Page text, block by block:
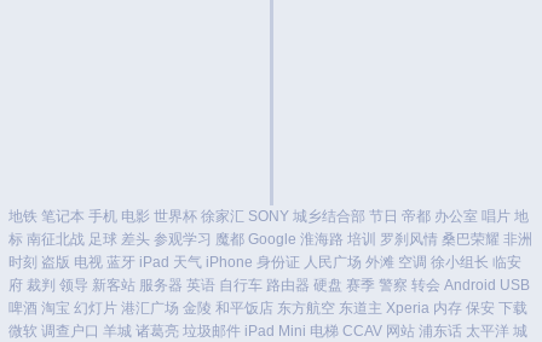
地铁 笔记本 手机 电影 世界杯 徐家汇 SONY 城乡结合部 节日 帝都 办公室 唱片 地
标 南征北战 足球 差头 参观学习 魔都 Google 淮海路 培训 罗刹风情 桑巴荣耀 非洲
时刻 盗版 电视 蓝牙 iPad 天气 iPhone 身份证 人民广场 外滩 空调 徐小组长 临安
府 裁判 领导 新客站 服务器 英语 自行车 路由器 硬盘 赛季 警察 转会 Android USB
啤酒 淘宝 幻灯片 港汇广场 金陵 和平饭店 东方航空 东道主 Xperia 内存 保安 下载
微软 调查户口 羊城 诸葛亮 垃圾邮件 iPad Mini 电梯 CCAV 网站 浦东话 太平洋 城